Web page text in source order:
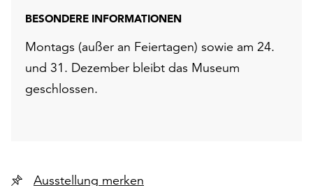
BESONDERE INFORMATIONEN
Montags (außer an Feiertagen) sowie am 24.
und 31. Dezember bleibt das Museum
geschlossen.
Ausstellung merken